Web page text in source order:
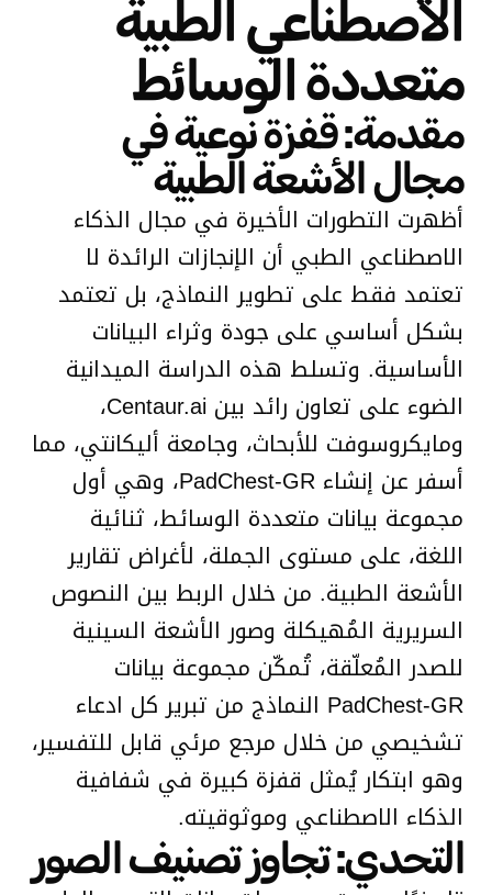
الاصطناعي الطبية
متعددة الوسائط
مقدمة: قفزة نوعية في
مجال الأشعة الطبية
أظهرت التطورات الأخيرة في مجال الذكاء
الاصطناعي الطبي أن الإنجازات الرائدة لا
تعتمد فقط على تطوير النماذج، بل تعتمد
بشكل أساسي على جودة وثراء البيانات
الأساسية. وتسلط هذه الدراسة الميدانية
الضوء على تعاون رائد بين Centaur.ai،
ومايكروسوفت للأبحاث، وجامعة أليكانتي، مما
أسفر عن إنشاء PadChest-GR، وهي أول
مجموعة بيانات متعددة الوسائط، ثنائية
اللغة، على مستوى الجملة، لأغراض تقارير
الأشعة الطبية. من خلال الربط بين النصوص
السريرية المُهيكلة وصور الأشعة السينية
للصدر المُعلّقة، تُمكّن مجموعة بيانات
PadChest-GR النماذج من تبرير كل ادعاء
تشخيصي من خلال مرجع مرئي قابل للتفسير،
وهو ابتكار يُمثل قفزة كبيرة في شفافية
الذكاء الاصطناعي وموثوقيته.
التحدي: تجاوز تصنيف الصور